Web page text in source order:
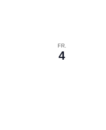
FR.
4